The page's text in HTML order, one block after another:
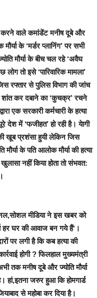
करने वाले कमांडेंट मनीष दूबे और
के ‘मर्डर प्लानिंग’ पर सभी
मौर्या के बीच चल रहे ‘अवैघ
तो इसे ‘पारिवारिक मामला’
रफ्तार से पुलिस विभाग की जांच
कर दबाने का ‘कुचक्र’ रचने
एक सरकारी कर्मचारी के हत्या
देश में ‘फजीहत’ हो रही है। येागी
खूब प्रशंसा हुयी लेकिन जिस
के पति आलोक मौर्या की हत्या
नहीं किया होता तो संभवत:
मीडिया ने इस खबर को
हर घर की आवाज बन गये हैं‘।
पर लगी है कि कब हत्या की
होगी ?फिलहाल मुख्यमंत्री
तक मनीष दूबे और ज्योति मौर्या
हां,इतना जरुर हुआ कि होमगार्ड
से महोबा कर दिया है।